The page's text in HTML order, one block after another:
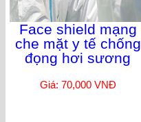
Face shield mạng
che mặt y tế chống
đọng hơi sương
Giá: 70,000 VNĐ